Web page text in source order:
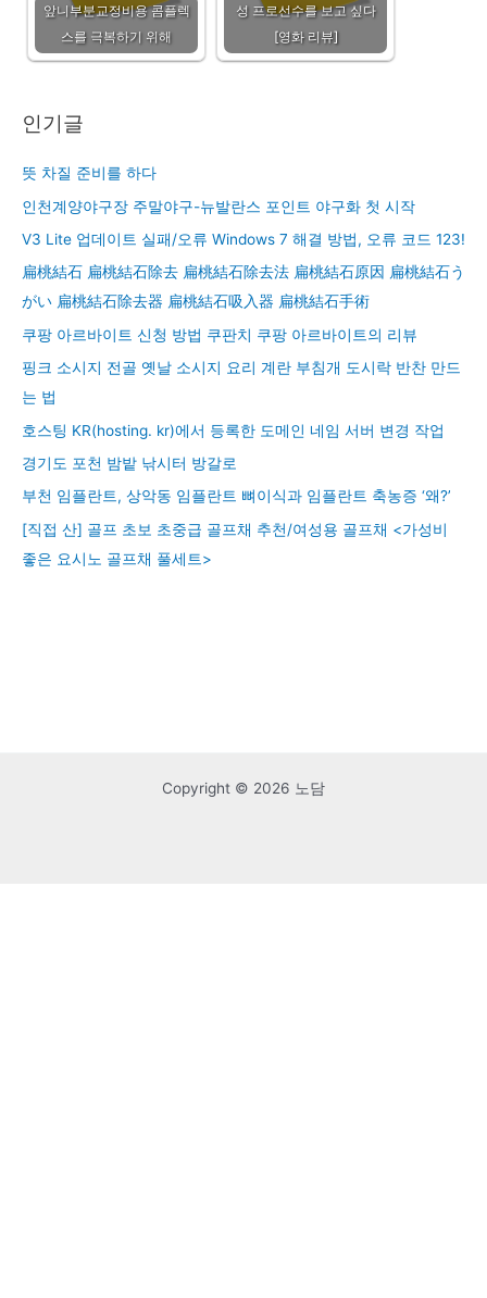
앞니부분교정비용 콤플렉
스를 극복하기 위해
성 프로선수를 보고 싶다
[영화 리뷰]
인기글
뜻 차질 준비를 하다
인천계양야구장 주말야구-뉴발란스 포인트 야구화 첫 시작
V3 Lite 업데이트 실패/오류 Windows 7 해결 방법, 오류 코드 123!
扁桃結石 扁桃結石除去 扁桃結石除去法 扁桃結石原因 扁桃結石う
がい 扁桃結石除去器 扁桃結石吸入器 扁桃結石手術
쿠팡 아르바이트 신청 방법 쿠판치 쿠팡 아르바이트의 리뷰
핑크 소시지 전골 옛날 소시지 요리 계란 부침개 도시락 반찬 만드
는 법
호스팅 KR(hosting. kr)에서 등록한 도메인 네임 서버 변경 작업
경기도 포천 밤밭 낚시터 방갈로
부천 임플란트, 상악동 임플란트 뼈이식과 임플란트 축농증 ‘왜?’
[직접 산] 골프 초보 초중급 골프채 추천/여성용 골프채 <가성비
좋은 요시노 골프채 풀세트>
Copyright © 2026 노담